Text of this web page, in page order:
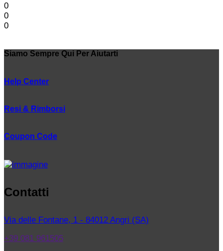
0
0
0
Siamo Sempre Qui Per Aiutarti
Help Center
Resi & Rimborsi
Coupon Code
Contatti
Via delle Fontane, 1 - 84012 Angri (SA)
+39 081 961505